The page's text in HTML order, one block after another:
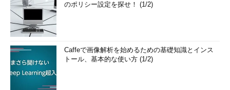
のポリシー設定を探せ！ (1/2)
Caffeで画像解析を始めるための基礎知識とインス
トール、基本的な使い方 (1/2)